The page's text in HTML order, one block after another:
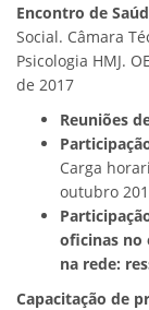
Encontro de
Social. Câmara
Psicologia HMJ.
de 2017
Reuniões
Carga
outubro
oficinas no
na rede:
Capacitação de